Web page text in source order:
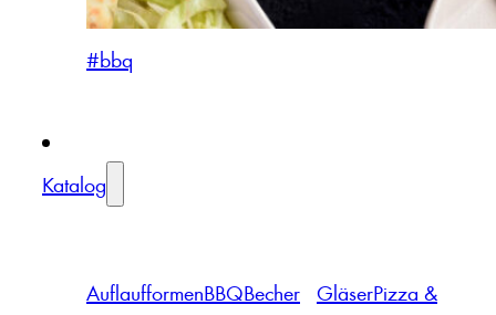
#bbq
Katalog
AuflaufformenBBQBecher GläserPizza &